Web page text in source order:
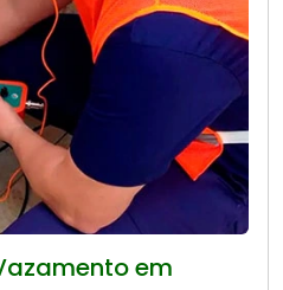
em